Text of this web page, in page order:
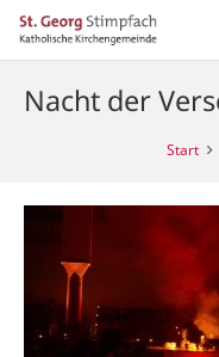
Nacht der
Start